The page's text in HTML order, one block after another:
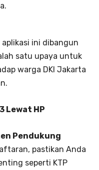
aplikasi ini dibangun
satu upaya untuk
warga DKI Jakarta
Lewat HP
Pendukung
pastikan Anda
seperti KTP